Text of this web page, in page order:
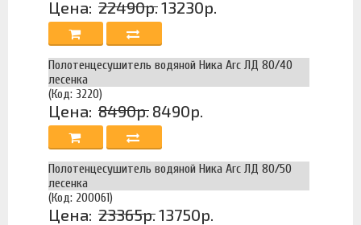
Цена: 22490р.13230р.
Полотенцесушитель водяной Ника Arc ЛД 80/40
лесенка
(Код: 3220)
Цена: 8490р. 8490р.
Полотенцесушитель водяной Ника Arc ЛД 80/50
лесенка
(Код: 200061)
Цена: 23365р.13750р.